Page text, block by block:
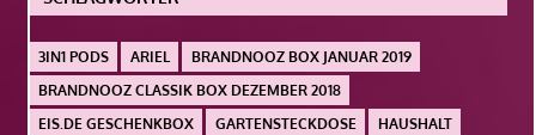
3IN1 PODS ARIEL
BRANDNOOZ BOX JANUAR 2019
BRANDNOOZ CLASSIK BOX DEZEMBER 2018
EIS.DE GESCHENKBOX
GARTENSTECKDOSE
HAUSHALT